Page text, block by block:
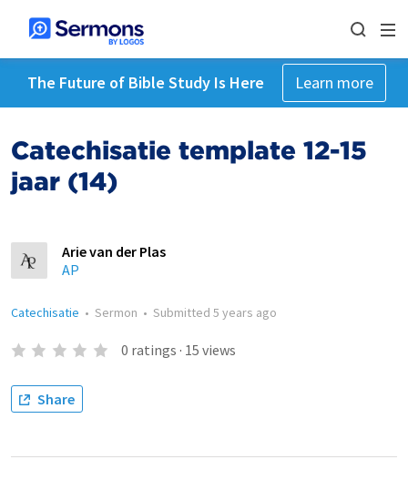
The Future of Bible Study Is Here Learn more
Catechisatie template 12-15
jaar (14)
Arie van der Plas
AP
Catechisatie • Sermon • Submitted 5 years ago
0 ratings · 15 views
Share